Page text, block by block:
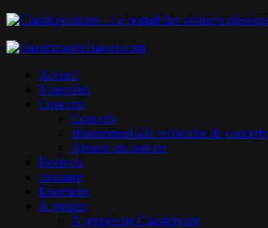
Accueil
Nouvelles
Concerts
Concerts
abonnement à la recherche de concerts
Ajouter un concert
Festivals
annuaire
Entretiens
À propos
À propos de Classicpoint